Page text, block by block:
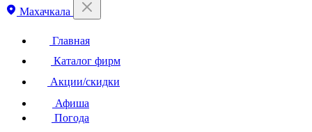
Махачкала
Главная
Каталог фирм
Акции/скидки
Афиша
Погода